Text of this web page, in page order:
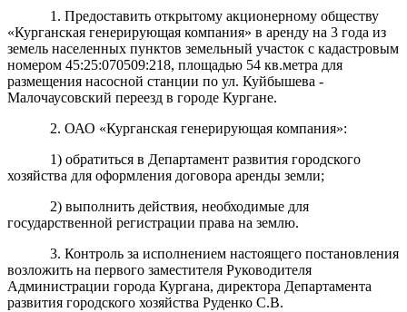
1. Предоставить открытому акционерному обществу
«Курганская генерирующая компания» в аренду на 3 года из
земель населенных пунктов земельный участок с кадастровым
номером 45:25:070509:218, площадью 54 кв.метра для
размещения насосной станции по ул. Куйбышева -
Малочаусовский переезд в городе Кургане.
2. ОАО «Курганская генерирующая компания»:
1) обратиться в Департамент развития городского
хозяйства для оформления договора аренды земли;
2) выполнить действия, необходимые для
государственной регистрации права на землю.
3. Контроль за исполнением настоящего постановления
возложить на первого заместителя Руководителя
Администрации города Кургана, директора Департамента
развития городского хозяйства Руденко С.В.